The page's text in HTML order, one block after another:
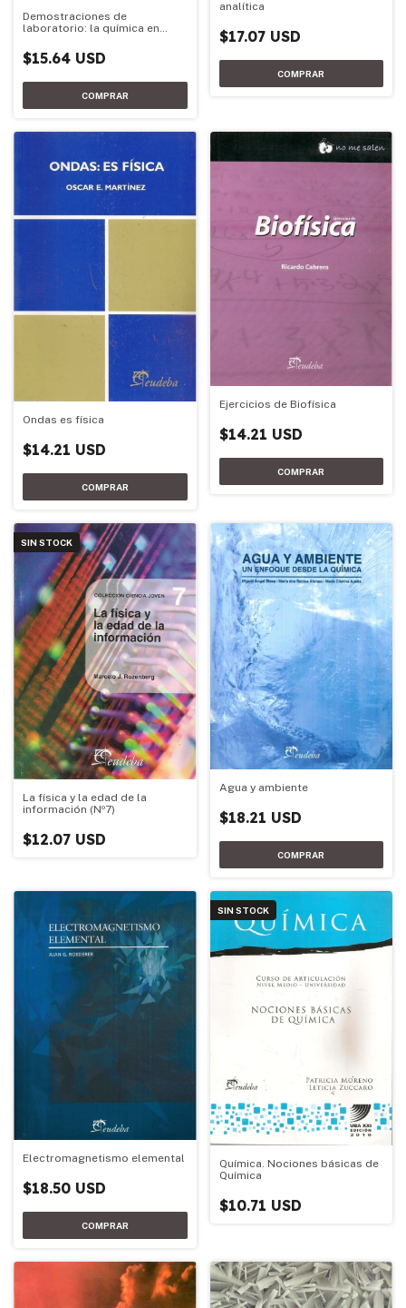
Demostraciones de
laboratorio: la química en
$15.64 USD
analítica
$17.07 USD
Ondas es física
$14.21 USD
Ejercicios de Biofísica
$14.21 USD
SIN STOCK
La física y la edad de la
información (Nº7)
$12.07 USD
Agua y ambiente
$18.21 USD
Electromagnetismo elemental
$18.50 USD
SIN STOCK
Química. Nociones básicas de
Química
$10.71 USD